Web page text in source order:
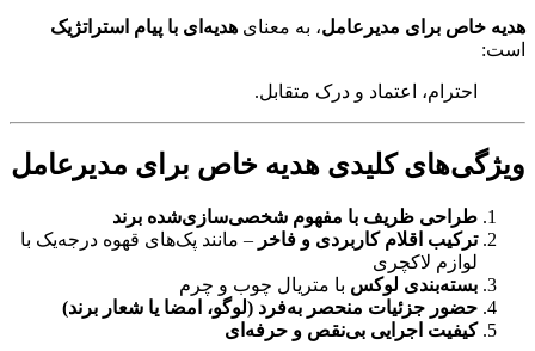
هدیه خاص برای مدیرعامل، به معنای هدیه‌ای با پیام استراتژیک
است:
احترام، اعتماد و درک متقابل.
ویژگی‌های کلیدی هدیه خاص برای مدیرعامل
طراحی ظریف با مفهوم شخصی‌سازی‌شده برند
ترکیب اقلام کاربردی و فاخر – مانند پک‌های قهوه درجه‌یک با
لوازم لاکچری
بسته‌بندی لوکس با متریال چوب و چرم
حضور جزئیات منحصر به‌فرد (لوگو، امضا یا شعار برند)
کیفیت اجرایی بی‌نقص و حرفه‌ای